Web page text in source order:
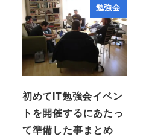
勉強会
初めてIT勉強会イベン
トを開催するにあたっ
て準備した事まとめ